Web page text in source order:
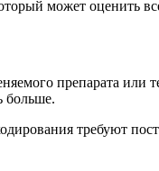
может оценить
препарата
больше.
требуют